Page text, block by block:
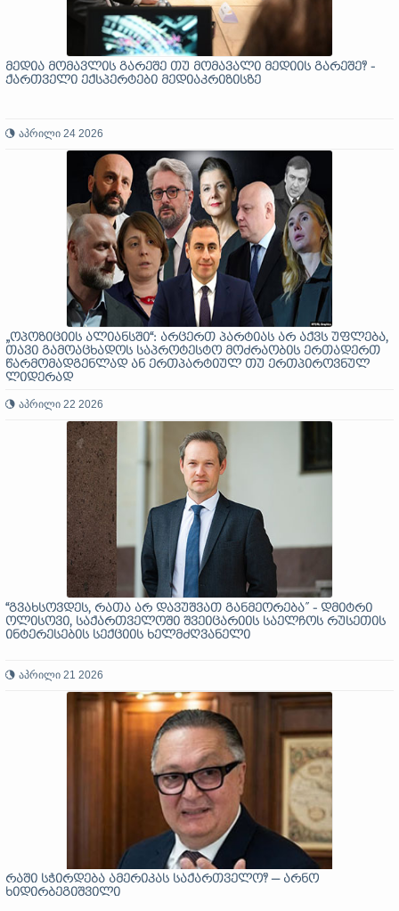
მედია მომავლის გარეშე თუ მომავალი მედიის გარეშე? -
ქართველი ექსპერტები მედიაკრიზისზე
აპრილი 24 2026
„ოპოზიციის ალიანსში“: არცერთ პარტიას არ აქვს უფლება,
თავი გამოაცხადოს საპროტესტო მოძრაობის ერთადერთ
წარმომადგენლად ან ერთპარტიულ თუ ერთპიროვნულ
ლიდერად
აპრილი 22 2026
“გვახსოვდეს, რათა არ დავუშვათ განმეორება” - დმიტრი
ოლისოვი, საქართველოში შვეიცარიის საელჩოს რუსეთის
ინტერესების სექციის ხელმძღვანელი
აპრილი 21 2026
რაში სჭირდება ამერიკას საქართველო? — არნო
ხიდირბეგიშვილი